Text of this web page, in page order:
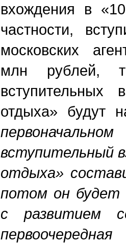
вхождения в
частности,
московских
млн рублей,
вступительных
отдыха» будут
вступительный
отдыха»
потом он будет
с развитием